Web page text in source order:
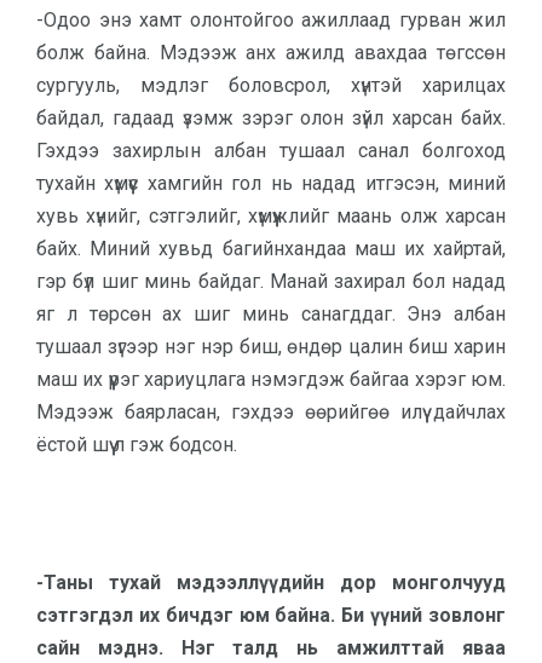
-Одоо энэ хамт олонтойгоо ажиллаад гурван жил
болж байна. Мэдээж анх ажилд авахдаа төгссөн
сургууль, мэдлэг боловсрол, хүнтэй харилцах
байдал, гадаад үзэмж зэрэг олон зүйл харсан байх.
Гэхдээ захирлын албан тушаал санал болгоход
тухайн хүмүүс хамгийн гол нь надад итгэсэн, миний
хувь хүнийг, сэтгэлийг, хүмүүжлийг маань олж харсан
байх. Миний хувьд багийнхандаа маш их хайртай,
гэр бүл шиг минь байдаг. Манай захирал бол надад
яг л төрсөн ах шиг минь санагддаг. Энэ албан
тушаал зүгээр нэг нэр биш, өндөр цалин биш харин
маш их үүрэг хариуцлага нэмэгдэж байгаа хэрэг юм.
Мэдээж баярласан, гэхдээ өөрийгөө илүү дайчлах
ёстой шүү л гэж бодсон.
-Таны тухай мэдээллүүдийн дор монголчууд
сэтгэгдэл их бичдэг юм байна. Би үүний зовлонг
сайн мэднэ. Нэг талд нь амжилттай яваа